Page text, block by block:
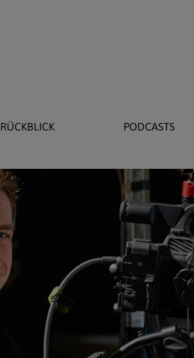
RÜCKBLICK PODCASTS